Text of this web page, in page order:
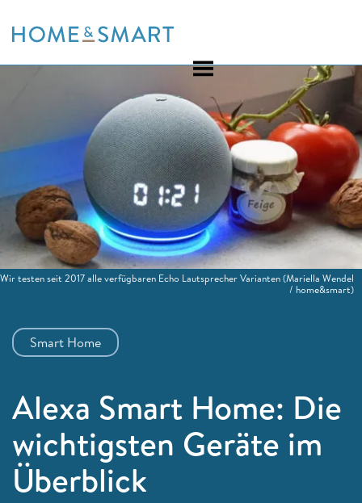
to
Smart Home
Alexa Smart Home: Die
wichtigsten Geräte im
Überblick
Wir testen seit 2017 alle verfügbaren Echo Lautsprecher Varianten(Mariella Wendel
/ home&smart)